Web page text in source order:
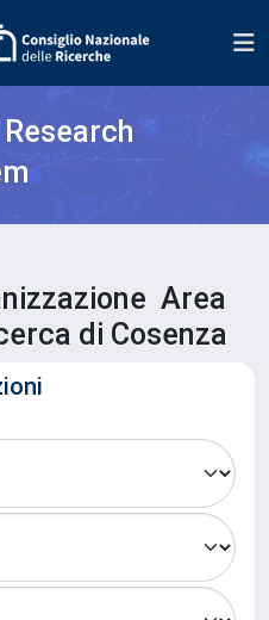
Area
di Cosenza